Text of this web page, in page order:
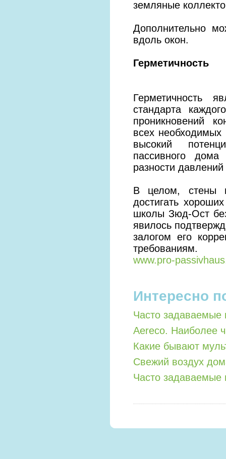
земляные
Дополнительно
вдоль окон.
Герметичность
Герметичность
стандарта
проникновений
всех
высокий
пассивного
разности
В целом, стены
достигать
школы Зюд-Ост
явилось
залогом его
требованиям.
www.pro-
Интересно
Часто задаваемые
Aereco. Наиболее
Какие бывают
Свежий воздух
Часто задаваемые